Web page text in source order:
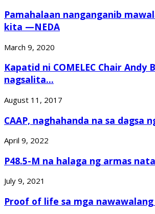
Pamahalaan nanganganib
kita —NEDA
March 9, 2020
Kapatid ni COMELEC Chair Andy
nagsalita...
August 11, 2017
CAAP, naghahanda na sa dagsa
April 9, 2022
P48.5-M na halaga ng armas
July 9, 2021
Proof of life sa mga nawawalang